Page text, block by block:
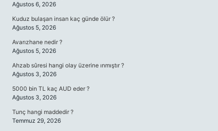
Ağustos 6, 2026
Kuduz bulaşan insan kaç günde ölür ?
Ağustos 5, 2026
Avarızhane nedir ?
Ağustos 5, 2026
Ahzab sûresi hangi olay üzerine ınmıştır ?
Ağustos 3, 2026
5000 bin TL kaç AUD eder ?
Ağustos 3, 2026
Tunç hangi maddedir ?
Temmuz 29, 2026